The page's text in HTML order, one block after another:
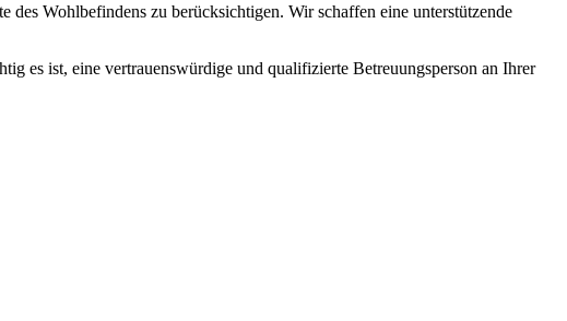
des Wohlbefindens zu berücksichtigen. Wir schaffen eine unterstützende
es ist, eine vertrauenswürdige und qualifizierte Betreuungsperson an Ihrer